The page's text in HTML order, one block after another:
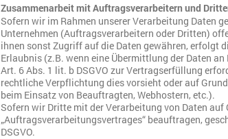
Zusammenarbeit mit Auftragsverarbeitern und
Sofern wir im Rahmen unserer Verarbeitung Daten
Unternehmen (Auftragsverarbeitern oder Dritten)
ihnen sonst Zugriff auf die Daten gewähren, erfolgt
Erlaubnis (z.B. wenn eine Übermittlung der Daten
Art. 6 Abs. 1 lit. b DSGVO zur Vertragserfüllung
rechtliche Verpflichtung dies vorsieht oder auf
beim Einsatz von Beauftragten, Webhostern, etc.).
Sofern wir Dritte mit der Verarbeitung von Daten auf
„Auftragsverarbeitungsvertrages“ beauftragen,
DSGVO.